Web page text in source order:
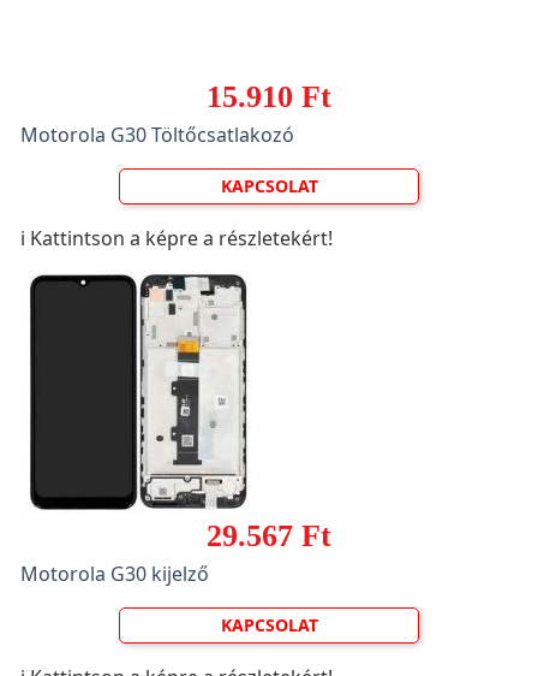
15.910 Ft
Motorola G30 Töltőcsatlakozó
KAPCSOLAT
ℹ️ Kattintson a képre a részletekért!
29.567 Ft
Motorola G30 kijelző
KAPCSOLAT